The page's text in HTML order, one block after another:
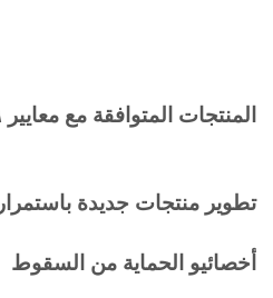
المنتجات المتوافقة مع معايير OSHA
تطوير منتجات جديدة باستمرار
أخصائيو الحماية من السقوط